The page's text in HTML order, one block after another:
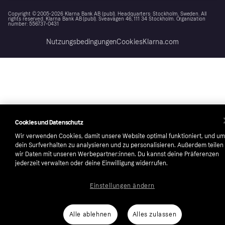
Copyright © 2005-2026 Klarna Bank AB (publ). Headquarters: Stockholm, Sweden. All
rights reserved. Klarna Bank AB (publ). Sveavägen 46, 111 34 Stockholm. Organization
number: 556737-0431
NutzungsbedingungenCookiesKlarna.com
Cookies und Datenschutz
Wir verwenden Cookies, damit unsere Website optimal funktioniert, und um
dein Surfverhalten zu analysieren und zu personalisieren. Außerdem teilen
wir Daten mit unseren Werbepartner:innen. Du kannst deine Präferenzen
jederzeit verwalten oder deine Einwilligung widerrufen.
Alle ablehnen Alles zulassen
Einstellungen ändern